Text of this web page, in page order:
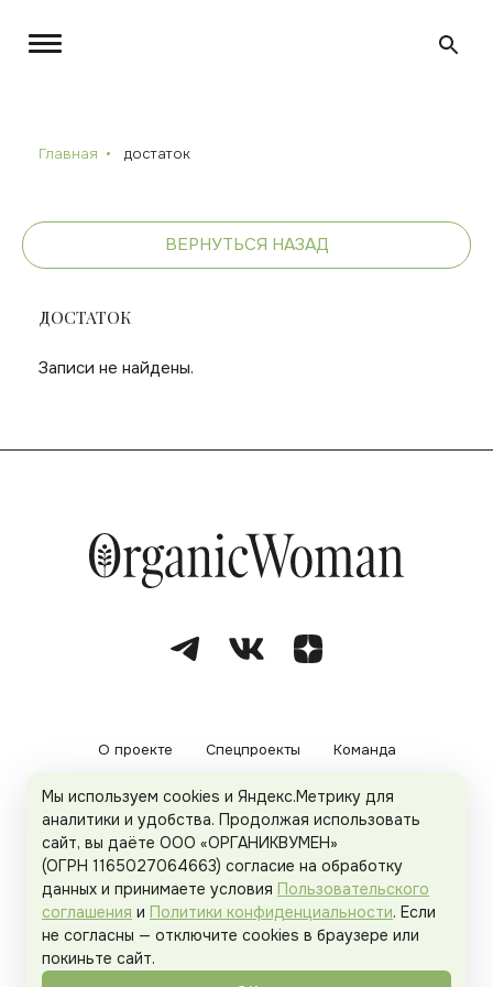
Главная достаток
ВЕРНУТЬСЯ НАЗАД
ДОСТАТОК
Записи не найдены.
О проекте Спецпроекты Команда
Рекламодателям Политика конфиденциальности
Пользовательское соглашение
Organicwoman.ru . Все права защищены.
Мы используем cookies и Яндекс.Метрику для
аналитики и удобства. Продолжая использовать
сайт, вы даёте ООО «ОРГАНИКВУМЕН»
(ОГРН 1165027064663) согласие на обработку
данных и принимаете условия Пользовательского
соглашения и Политики конфиденциальности. Если
не согласны — отключите cookies в браузере или
покиньте сайт.